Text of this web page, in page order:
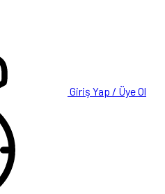
Giriş Yap / Üye Ol